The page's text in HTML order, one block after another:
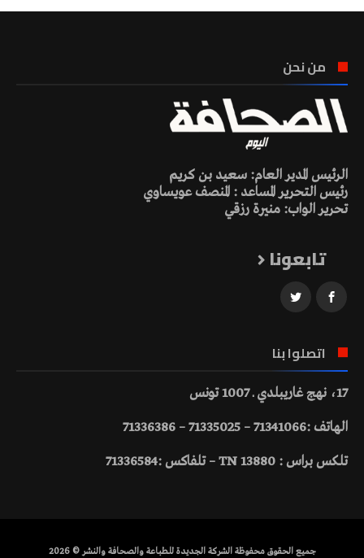
من نحن
الرئيس المدير العام: سعيد بن كريم
رئيس التحرير المساعد : المنصف عويساوي
تحرير الواب: منيرة رزقي
تابعونا
اتصلوا بنا
17، نهج غاريبلدي ـ 1007 تونس
الهاتف :71341066 – 71335025 – 71336386
تلكس براس : 13880 TN – تلفاكس :71336584
جميع الحقوق محفوظة الشركة الجديدة للطباعة والصحافة والنشر © 2026